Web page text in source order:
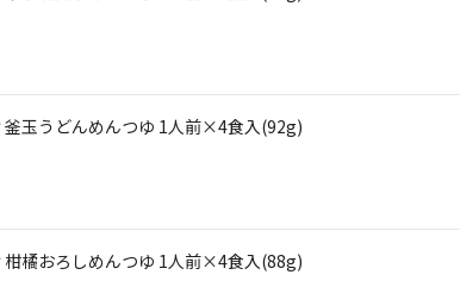
釜玉うどんめんつゆ 1人前×4食入(92g)
柑橘おろしめんつゆ 1人前×4食入(88g)